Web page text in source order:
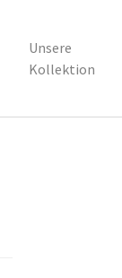
Unsere
Kollektion